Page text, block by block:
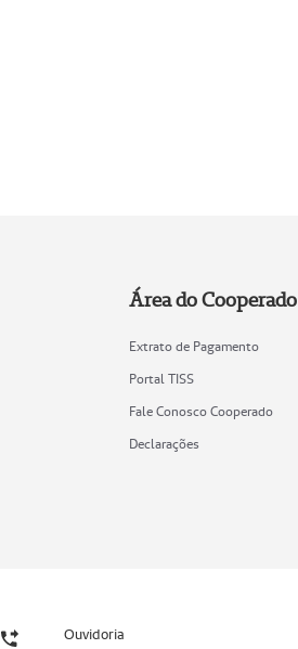
Área do Cooperado
Extrato de Pagamento
Portal TISS
Fale Conosco Cooperado
Declarações
Ouvidoria